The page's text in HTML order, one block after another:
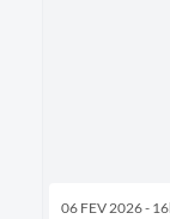
06 FEV 2026 -